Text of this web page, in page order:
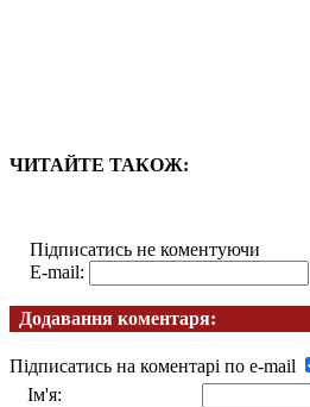
ЧИТАЙТЕ ТАКОЖ:
Підписатись не коментуючи
E-mail:
Додавання коментаря:
Підписатись на коментарі по e-mail
Ім'я: